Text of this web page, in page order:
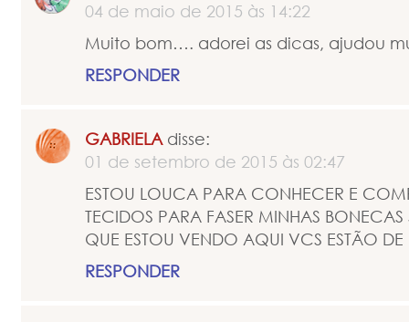
04 de maio de 2015 às 14:22
Muito bom…. adorei as dicas, ajudou
RESPONDER
GABRIELAdisse:
01 de setembro de 2015 às 02:47
ESTOU LOUCA PARA CONHECER E
TECIDOS PARA FASER MINHAS BONECAS
QUE ESTOU VENDO AQUI VCS ESTÃO
RESPONDER